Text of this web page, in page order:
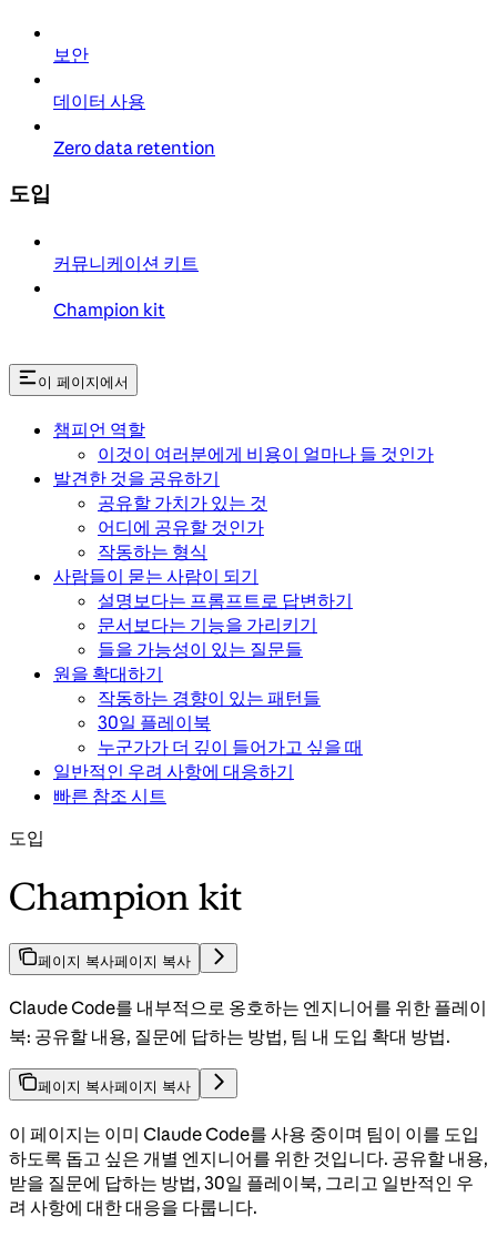
보안
데이터 사용
Zero data retention
도입
커뮤니케이션 키트
Champion kit
이 페이지에서
챔피언 역할
이것이 여러분에게 비용이 얼마나 들 것인가
발견한 것을 공유하기
공유할 가치가 있는 것
어디에 공유할 것인가
작동하는 형식
사람들이 묻는 사람이 되기
설명보다는 프롬프트로 답변하기
문서보다는 기능을 가리키기
들을 가능성이 있는 질문들
원을 확대하기
작동하는 경향이 있는 패턴들
30일 플레이북
누군가가 더 깊이 들어가고 싶을 때
일반적인 우려 사항에 대응하기
빠른 참조 시트
도입
Champion kit
페이지 복사페이지 복사
Claude Code를 내부적으로 옹호하는 엔지니어를 위한 플레이
북: 공유할 내용, 질문에 답하는 방법, 팀 내 도입 확대 방법.
페이지 복사페이지 복사
이 페이지는 이미 Claude Code를 사용 중이며 팀이 이를 도입
하도록 돕고 싶은 개별 엔지니어를 위한 것입니다. 공유할 내용,
받을 질문에 답하는 방법, 30일 플레이북, 그리고 일반적인 우
려 사항에 대한 대응을 다룹니다.